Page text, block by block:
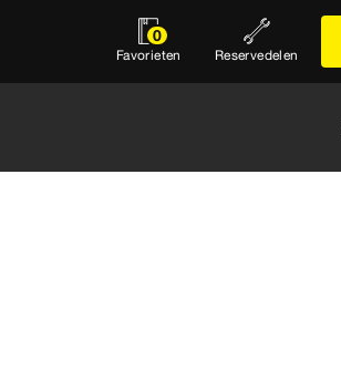
0
Favorieten Reservedelen